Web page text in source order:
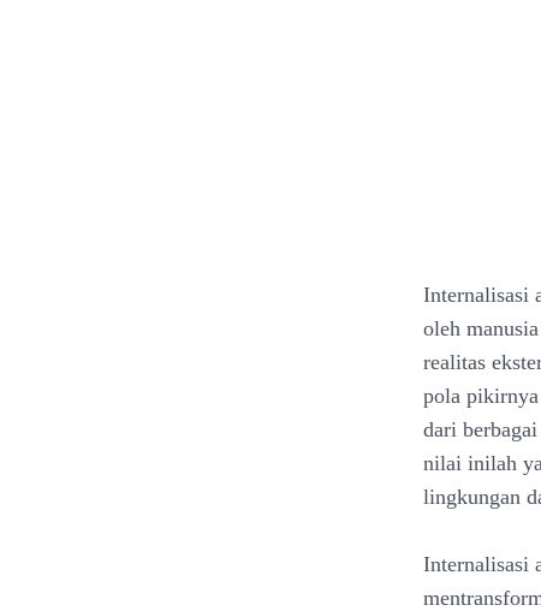
Internalisasi
oleh
realitas
pola
dari
nilai inilah
lingkungan
Internalisasi